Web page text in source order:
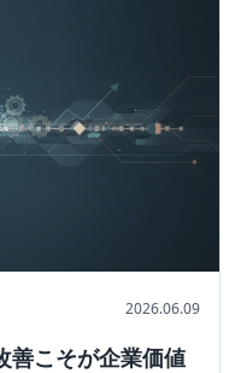
2026.06.09
善こそが企業価値